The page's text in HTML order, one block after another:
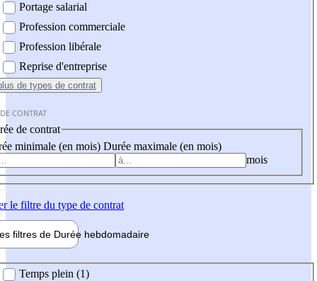
Portage salarial
Profession commerciale
Profession libérale
Reprise d'entreprise
de types de contrat
CONTRAT
de contrat
minimale (en mois) Durée maximale (en mois)
mois
le filtre du type de contrat
filtres de Durée hebdomadaire
Temps plein (1)